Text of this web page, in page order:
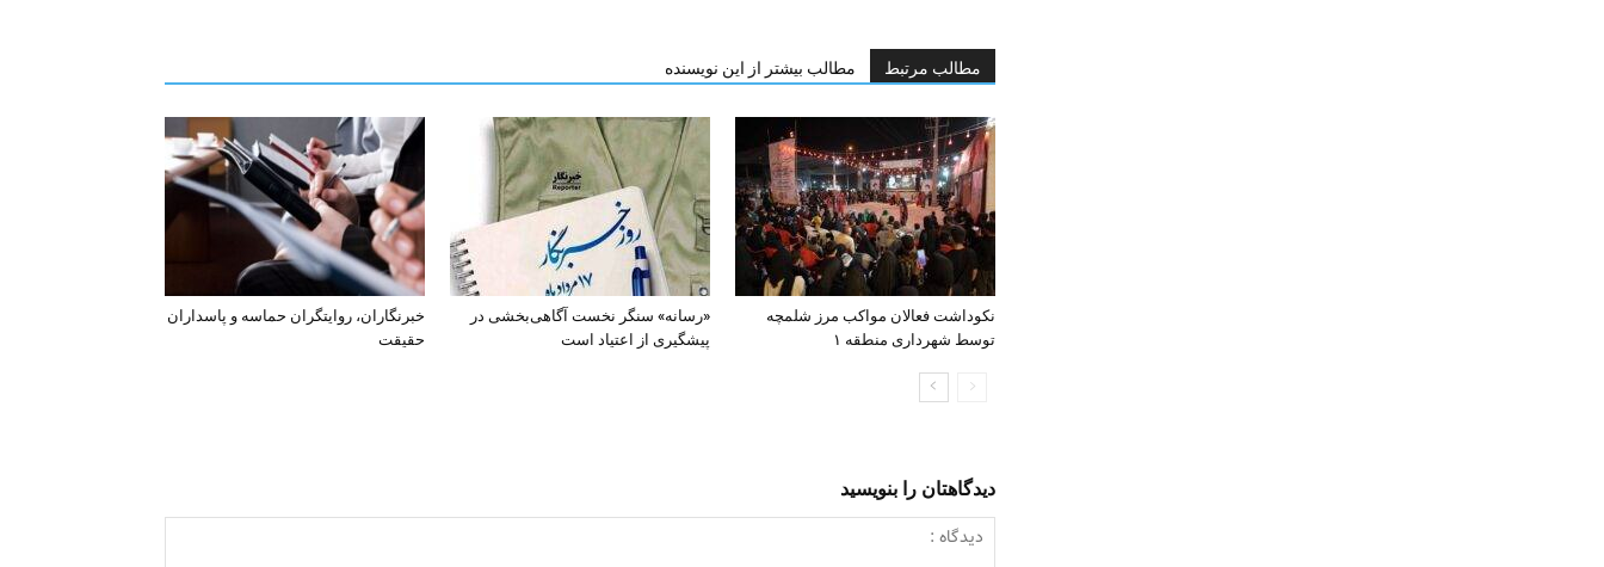
مطالب مرتبط مطالب بیشتر از این نویسنده
خبرنگاران، روایتگران حماسه و پاسداران
حقیقت
«رسانه» سنگر نخست آگاهی‌بخشی در
پیشگیری از اعتیاد است
نکوداشت فعالان مواکب مرز شلمچه
توسط شهرداری منطقه ۱
دیدگاهتان را بنویسید